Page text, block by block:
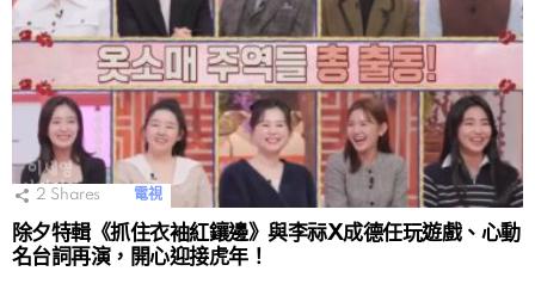
2 Shares 電視
除夕特輯《抓住衣袖紅鑲邊》與李祘X成德任玩遊戲、心動
名台詞再演，開心迎接虎年！